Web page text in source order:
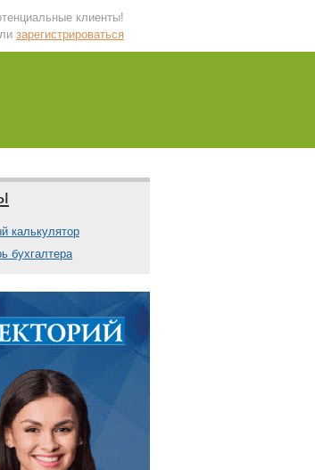
клиенты!
зарегистрироваться
калькулятор
бухгалтера